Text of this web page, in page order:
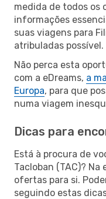
medida de todos os
informações
suas viagens para
atribuladas possível.
Não perca esta
com a eDreams, a
Europa, para que
numa viagem
Dicas para
Está à procura de
Tacloban (TAC)?
ofertas para si.
seguindo estas